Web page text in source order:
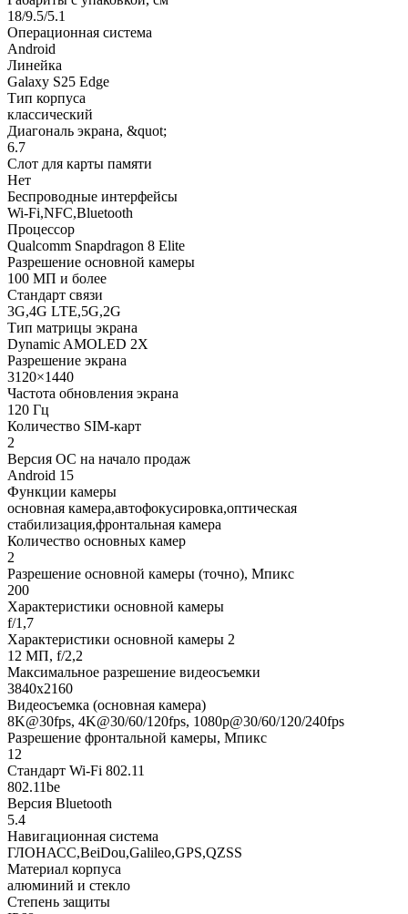
18/9.5/5.1
Операционная система
Android
Линейка
Galaxy S25 Edge
Тип корпуса
классический
Диагональ экрана, &quot;
6.7
Слот для карты памяти
Нет
Беспроводные интерфейсы
Wi-Fi,NFC,Bluetooth
Процессор
Qualcomm Snapdragon 8 Elite
Разрешение основной камеры
100 МП и более
Стандарт связи
3G,4G LTE,5G,2G
Тип матрицы экрана
Dynamic AMOLED 2X
Разрешение экрана
3120×1440
Частота обновления экрана
120 Гц
Количество SIM-карт
2
Версия ОС на начало продаж
Android 15
Функции камеры
основная камера,автофокусировка,оптическая
стабилизация,фронтальная камера
Количество основных камер
2
Разрешение основной камеры (точно), Мпикс
200
Характеристики основной камеры
f/1,7
Характеристики основной камеры 2
12 МП, f/2,2
Максимальное разрешение видеосъемки
3840x2160
Видеосъемка (основная камера)
8K@30fps, 4K@30/60/120fps, 1080p@30/60/120/240fps
Разрешение фронтальной камеры, Мпикс
12
Стандарт Wi-Fi 802.11
802.11be
Версия Bluetooth
5.4
Навигационная система
ГЛОНАСС,BeiDou,Galileo,GPS,QZSS
Материал корпуса
алюминий и стекло
Степень защиты